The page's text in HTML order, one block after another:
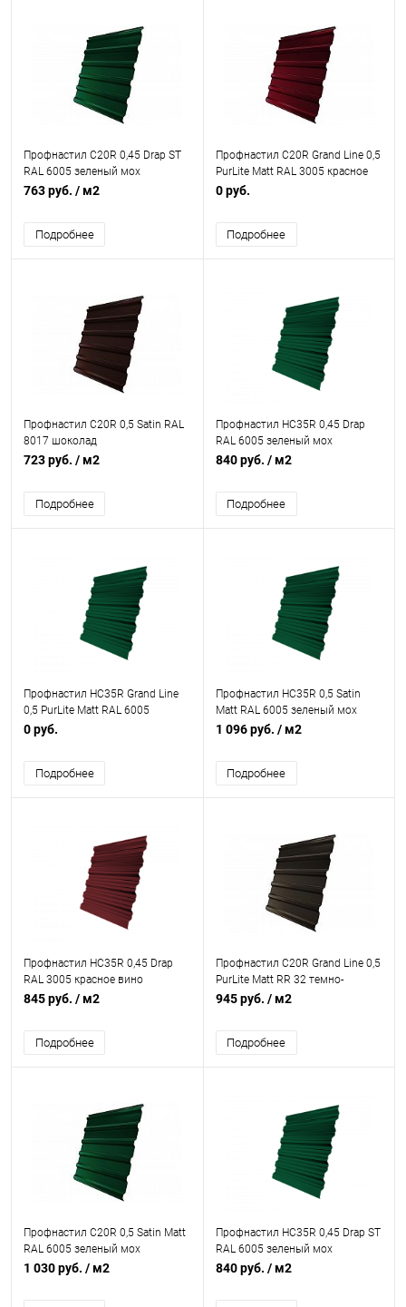
Профнастил С20R 0,45 Drap ST
RAL 6005 зеленый мох
763 руб. / м2
Подробнее
Профнастил С20R Grand Line 0,5
PurLite Matt RAL 3005 красное
вино
0 руб.
Подробнее
Профнастил С20R 0,5 Satin RAL
8017 шоколад
723 руб. / м2
Подробнее
Профнастил НС35R 0,45 Drap
RAL 6005 зеленый мох
840 руб. / м2
Подробнее
Профнастил НС35R Grand Line
0,5 PurLite Matt RAL 6005
зеленый мох
0 руб.
Подробнее
Профнастил НС35R 0,5 Satin
Matt RAL 6005 зеленый мох
1 096 руб. / м2
Подробнее
Профнастил НС35R 0,45 Drap
RAL 3005 красное вино
845 руб. / м2
Подробнее
Профнастил С20R Grand Line 0,5
PurLite Matt RR 32 темно-
коричневый
945 руб. / м2
Подробнее
Профнастил С20R 0,5 Satin Matt
RAL 6005 зеленый мох
1 030 руб. / м2
Профнастил НС35R 0,45 Drap ST
RAL 6005 зеленый мох
840 руб. / м2